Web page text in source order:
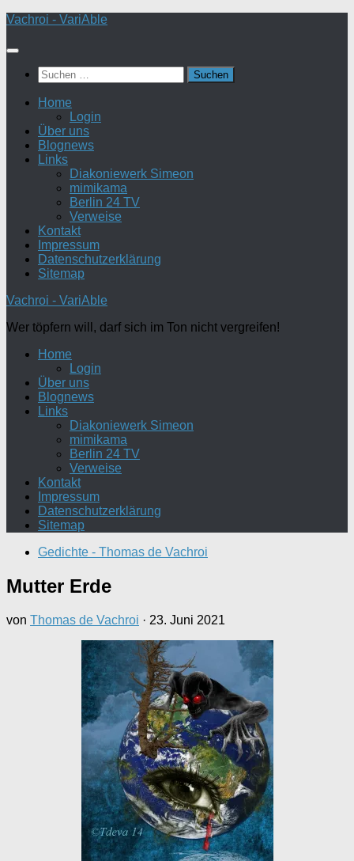
Zum
springen
Vachroi - VariAble
Suchen
nach:
Home
Login
Über uns
Blognews
Links
Diakoniewerk Simeon
mimikama
Berlin 24 TV
Verweise
Kontakt
Impressum
Datenschutzerklärung
Sitemap
Vachroi - VariAble
Wer töpfern will, darf sich im Ton nicht vergreifen!
Home
Login
Über uns
Blognews
Links
Diakoniewerk Simeon
mimikama
Berlin 24 TV
Verweise
Kontakt
Impressum
Datenschutzerklärung
Sitemap
Gedichte - Thomas de Vachroi
Mutter Erde
von Thomas de Vachroi · 23. Juni 2021